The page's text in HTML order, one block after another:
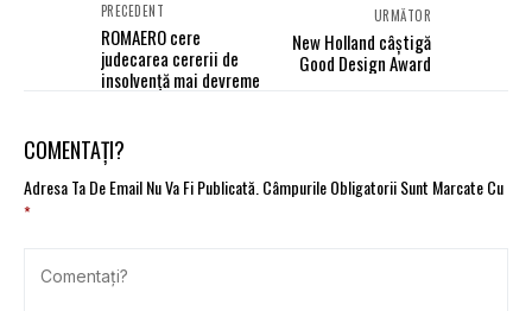
PRECEDENT
ROMAERO cere
judecarea cererii de
insolvență mai devreme
URMĂTOR
New Holland câștigă
Good Design Award
COMENTAȚI?
Adresa Ta De Email Nu Va Fi Publicată. Câmpurile Obligatorii Sunt Marcate Cu
*